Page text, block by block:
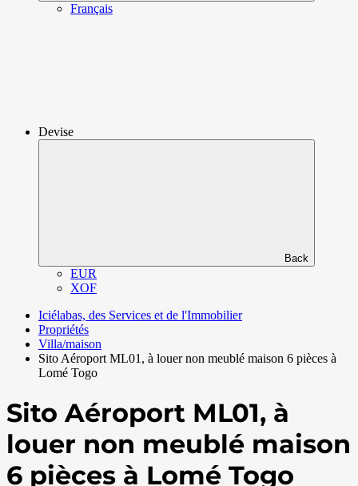
Français
Devise
Back
EUR
XOF
Iciélabas, des Services et de l'Immobilier
Propriétés
Villa/maison
Sito Aéroport ML01, à louer non meublé maison 6 pièces à
Lomé Togo
Sito Aéroport ML01, à
louer non meublé maison
6 pièces à Lomé Togo